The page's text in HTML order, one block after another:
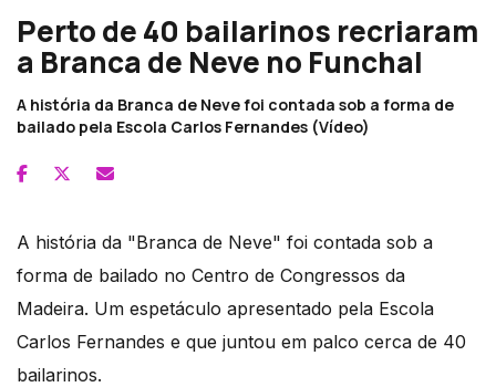
Perto de 40 bailarinos recriaram
a Branca de Neve no Funchal
A história da Branca de Neve foi contada sob a forma de
bailado pela Escola Carlos Fernandes (Vídeo)
A história da "Branca de Neve" foi contada sob a
forma de bailado no Centro de Congressos da
Madeira. Um espetáculo apresentado pela Escola
Carlos Fernandes e que juntou em palco cerca de 40
bailarinos.